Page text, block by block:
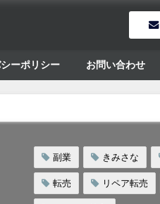
ーポリシー お問い合わせ
副業 きみさな
転売 リペア転売